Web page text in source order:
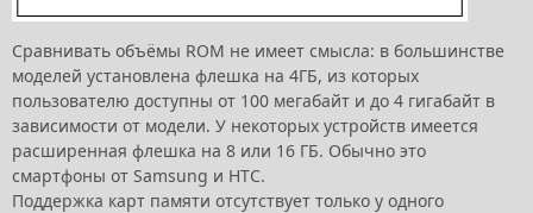
Сравнивать объёмы ROM не имеет смысла: в большинстве
моделей установлена флешка на 4ГБ, из которых
пользователю доступны от 100 мегабайт и до 4 гигабайт в
зависимости от модели. У некоторых устройств имеется
расширенная флешка на 8 или 16 ГБ. Обычно это
смартфоны от Samsung и HTC.
Поддержка карт памяти отсутствует только у одного